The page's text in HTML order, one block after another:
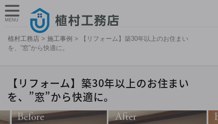
植村工務店 > 施工事例 >
【リフォーム】築30年以上のお住まい
を、”窓”から快適に。
【リフォーム】築30年以上のお住まい
を、”窓”から快適に。
MENU